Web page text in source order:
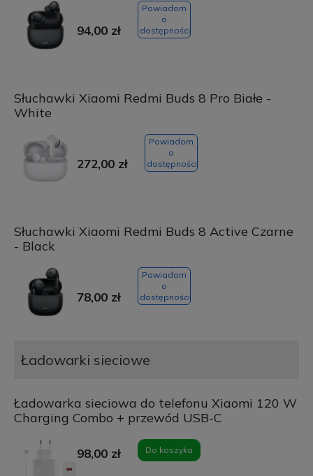
94,00 zł
Powiadom
o
dostępności
Słuchawki Xiaomi Redmi Buds 8 Pro Białe -
White
272,00 zł
Powiadom
o
dostępności
Słuchawki Xiaomi Redmi Buds 8 Active Czarne
- Black
78,00 zł
Powiadom
o
dostępności
Ładowarki sieciowe
Ładowarka sieciowa do telefonu Xiaomi 120 W
Charging Combo + przewód USB-C
98,00 zł Do koszyka